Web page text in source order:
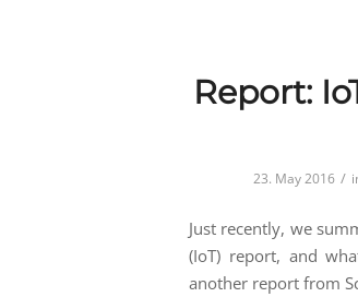
Report:
23. May 2016 /
Just recently, we
(IoT) report, and
another report from